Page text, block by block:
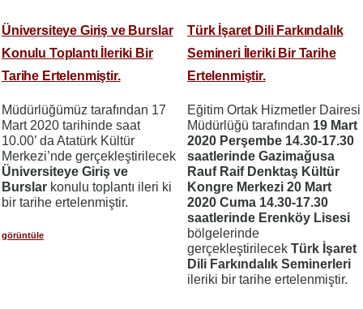
Üniversiteye Giriş ve Burslar
Konulu Toplantı İleriki Bir
Tarihe Ertelenmiştir.
Müdürlüğümüz tarafından 17
Mart 2020 tarihinde saat
10.00’ da Atatürk Kültür
Merkezi’nde gerçekleştirilecek
Üniversiteye Giriş ve
Burslar konulu toplantı ileri ki
bir tarihe ertelenmiştir.
görüntüle
Türk İşaret Dili Farkındalık
Semineri İleriki Bir Tarihe
Ertelenmiştir.
Eğitim Ortak Hizmetler Dairesi
Müdürlüğü tarafından 19 Mart
2020 Perşembe 14.30-17.30
saatlerinde Gazimağusa
Rauf Raif Denktaş Kültür
Kongre Merkezi 20 Mart
2020 Cuma 14.30-17.30
saatlerinde Erenköy Lisesi
bölgelerinde
gerçekleştirilecek Türk İşaret
Dili Farkındalık Seminerleri
ileriki bir tarihe ertelenmiştir.